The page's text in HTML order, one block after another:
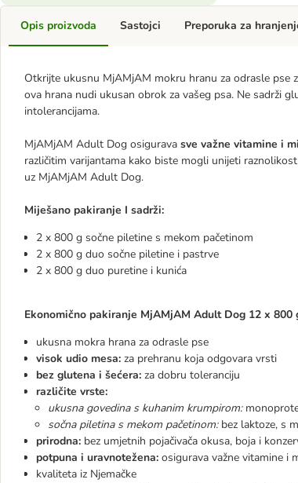
Opis proizvoda
Otkrijte ukusnu MjAMjAM mokru hranu za odrasle pse
ova hrana nudi ukusan obrok za vašeg psa. Ne sadrži
intolerancijama.
MjAMjAM Adult Dog osigurava sve važne vitamine i
različitim varijantama kako biste mogli unijeti
uz MjAMjAM Adult Dog.
Miješano pakiranje I sadrži:
2 x 800 g sočne piletine s mekom pačetinom
2 x 800 g duo sočne piletine i pastrve
2 x 800 g duo puretine i kunića
Ekonomično pakiranje MjAMjAM Adult Dog 12 x 800
ukusna mokra hrana za odrasle pse
visok udio mesa: za prehranu koja odgovara vrsti
bez glutena i šećera: za dobru toleranciju
različite vrste:
ukusna govedina s kuhanim krumpirom:
sočna piletina s mekom pačetinom:bez laktoze, s
prirodna: bez umjetnih pojačivača okusa, boja i
potpuna i uravnotežena: osigurava važne vitamine i
kvaliteta iz Njemačke
Sastojci Preporuka za